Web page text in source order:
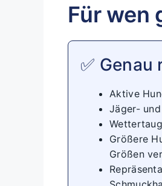
Für wen
✅
Aktive
Jäger-
Größere
Größen